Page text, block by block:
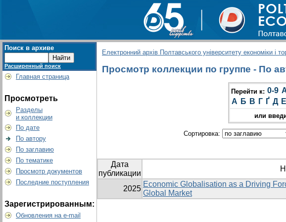
Поиск в архиве
Расширенный поиск
Главная страница
Просмотреть
Разделы
и коллекции
По дате
По автору
По заглавию
По тематике
Просмотр документов
Последние поступления
Зарегистрированным:
Обновления на e-mail
Електронний архів Полтавського університету економіки і
Просмотр коллекции по группе - По
Перейти к: 0-9
А Б В Г Ґ Д Е
или
Сортировка:
Дата
публикации
2025
Economic Globalisation as a Driving
Global Market